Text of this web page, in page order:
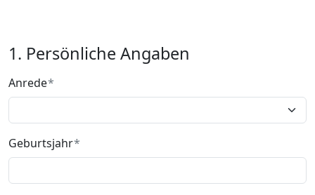
1. Persönliche Angaben
Anrede
Geburtsjahr